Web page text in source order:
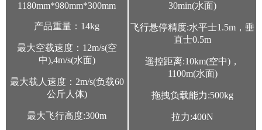
1180mm*980mm*300mm
产品重量：14kg
最大空载速度：12m/s(空
中),4m/s(水面)
最大载人速度：2m/s(负载60
公斤人体)
最大飞行高度:300m
30min(水面)
飞行悬停精度:水平士1.5m，垂
直士0.5m
遥控距离:10km(空中)，
1100m(水面)
拖拽负载能力:500kg
拉力:400N